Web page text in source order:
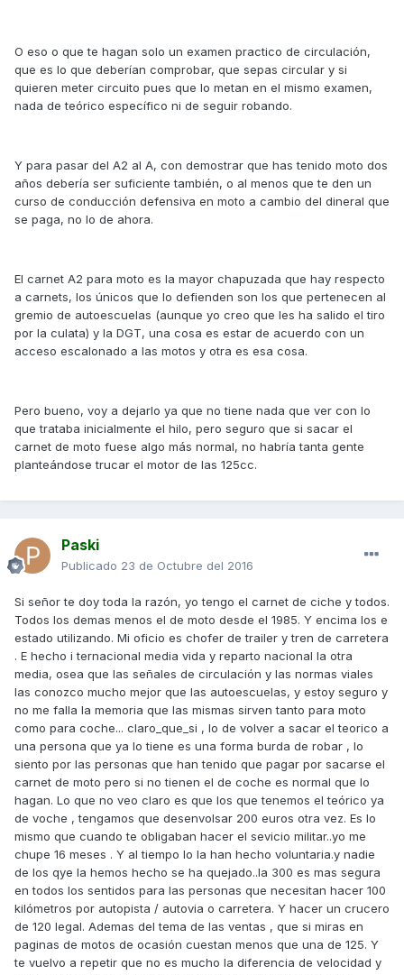
O eso o que te hagan solo un examen practico de circulación,
que es lo que deberían comprobar, que sepas circular y si
quieren meter circuito pues que lo metan en el mismo examen,
nada de teórico específico ni de seguir robando.
Y para pasar del A2 al A, con demostrar que has tenido moto dos
años debería ser suficiente también, o al menos que te den un
curso de conducción defensiva en moto a cambio del dineral que
se paga, no lo de ahora.
El carnet A2 para moto es la mayor chapuzada que hay respecto
a carnets, los únicos que lo defienden son los que pertenecen al
gremio de autoescuelas (aunque yo creo que les ha salido el tiro
por la culata) y la DGT, una cosa es estar de acuerdo con un
acceso escalonado a las motos y otra es esa cosa.
Pero bueno, voy a dejarlo ya que no tiene nada que ver con lo
que trataba inicialmente el hilo, pero seguro que si sacar el
carnet de moto fuese algo más normal, no habría tanta gente
planteándose trucar el motor de las 125cc.
Paski
Publicado 23 de Octubre del 2016
Si señor te doy toda la razón, yo tengo el carnet de ciche y todos.
Todos los demas menos el de moto desde el 1985. Y encima los e
estado utilizando. Mi oficio es chofer de trailer y tren de carretera
. E hecho i ternacional media vida y reparto nacional la otra
media, osea que las señales de circulación y las normas viales
las conozco mucho mejor que las autoescuelas, y estoy seguro y
no me falla la memoria que las mismas sirven tanto para moto
como para coche... claro_que_si , lo de volver a sacar el teorico a
una persona que ya lo tiene es una forma burda de robar , lo
siento por las personas que han tenido que pagar por sacarse el
carnet de moto pero si no tienen el de coche es normal que lo
hagan. Lo que no veo claro es que los que tenemos el teórico ya
de voche , tengamos que desenvolsar 200 euros otra vez. Es lo
mismo que cuando te obligaban hacer el sevicio militar..yo me
chupe 16 meses . Y al tiempo lo la han hecho voluntaria.y nadie
de los qye la hemos hecho se ha quejado..la 300 es mas segura
en todos los sentidos para las personas que necesitan hacer 100
kilómetros por autopista / autovia o carretera. Y hacer un crucero
de 120 legal. Ademas del tema de las ventas , que si miras en
paginas de motos de ocasión cuestan menos que una de 125. Y
te vuelvo a repetir que no es mucho la diferencia de velocidad y